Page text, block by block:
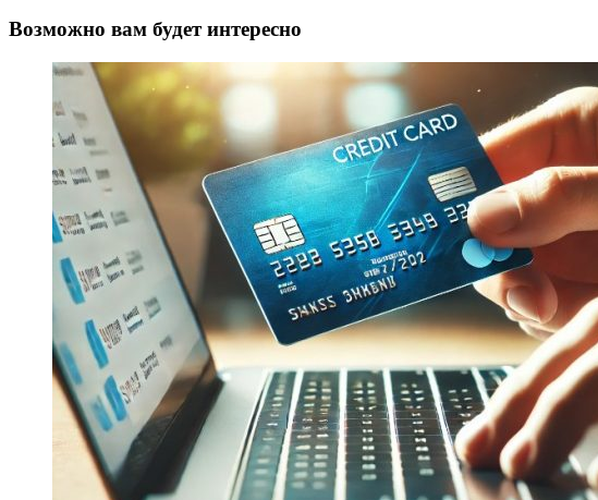
Возможно вам будет интересно